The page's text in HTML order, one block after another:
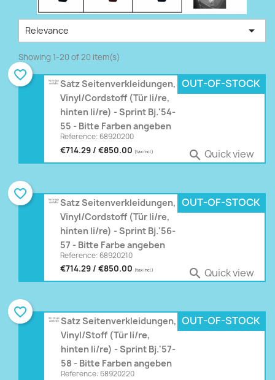
Relevance 
Showing 1-20 of 20 item(s)
Satz Seitenverkleidungen,
Vinyl/Cordstoff (Tür li/re,
hinten li/re) - Sprint Bj.'54-
55 - Bitte Farben angeben
Reference: 68920200
€714.29 / €850.00 (tax incl.)
OUT-OF-STOCK
 Quick view
favorite_border
Satz Seitenverkleidungen,
Vinyl/Cordstoff (Tür li/re,
hinten li/re) - Sprint Bj.'56-
57 - Bitte Farbe angeben
Reference: 68920210
€714.29 / €850.00 (tax incl.)
OUT-OF-STOCK
 Quick view
favorite_border
Satz Seitenverkleidungen,
Vinyl/Stoff (Tür li/re,
hinten li/re) - Sprint Bj.'57-
58 - Bitte Farben angeben
Reference: 68920220
OUT-OF-STOCK
favorite_border